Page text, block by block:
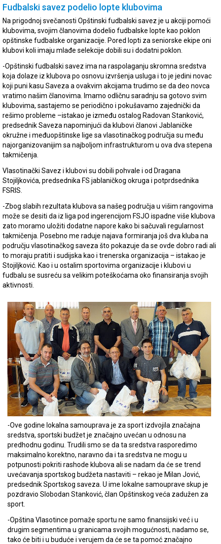
Fudbalski savez podelio lopte klubovima
Na prigodnoj svečanosti Opštinski fudbalski savez je u akciji pomoći
klubovima, svojim članovima dodelio fudbalske lopte kao poklon
opštinske fudbalske organizacije. Pored lopti za seniorske ekipe oni
klubovi koli imaju mlađe selekcije dobili su i dodatni poklon.
-Opštinski fudbalski savez ima na raspolaganju skromna sredstva
koja dolaze iz klubova po osnovu izvršenja usluga i to je jedini novac
koji puni kasu Saveza a ovakvim akcijama trudimo se da deo novca
vratimo našim članovima. Imamo odličnu saradnju sa gotovo svim
klubovima, sastajemo se periodično i pokušavamo zajednički da
rešimo probleme –istakao je između ostalog Radovan Stanković,
predsednik Saveza napominjući da klubovi članovi Jablaničke
okružne i međuopštinske lige sa vlasotinačkog područja su među
najorganizovanijim sa najboljom infrastrukturom u ova dva stepena
takmičenja.
Vlasotinački Savez i klubovi su dobili pohvale i od Dragana
Stojiljkovića, predsednika FS jablaničkog okruga i potprdsednika
FSRIS.
-Zbog slabih rezultata klubova sa našeg područja u višim rangovima
može se desiti da iz liga pod ingerencijom FSJO ispadne više klubova
zato moramo uložiti dodatne napore kako bi sačuvali regularnost
takmičenja. Posebno me raduje najava formiranja još dva kluba na
području vlasotinačkog saveza što pokazuje da se ovde dobro radi ali
to moraju pratiti i sudijska kao i trenerska organizacija – istakao je
Stojiljković. Kao i u ostalim sportovima organizacije i klubovi u
fudbalu se susreću sa velikim poteškoćama oko finansiranja svojih
aktivnosti.
-Ove godine lokalna samouprava je za sport izdvojila značajna
sredstva, sportski budžet je značajno uvećan u odnosu na
predhodnu godinu. Trudili smo se da ta sredstva rasporedimo
maksimalno korektno, naravno da i ta sredstva ne mogu u
potpunosti pokriti rashode klubova ali se nadam da će se trend
uvećavanja sportskog budžeta nastaviti – rekao je Milan Jović,
predsednik Sportskog saveza. U ime lokalne samouprave skup je
pozdravio Slobodan Stanković, član Opštinskog veća zadužen za
sport.
-Opština Vlasotince pomaže sportu ne samo finansijski već i u
drugim segmentima u granicama svojih mogućnosti, nadamo se,
tako će biti i u buduće i verujem da će se ta pomoć značajno